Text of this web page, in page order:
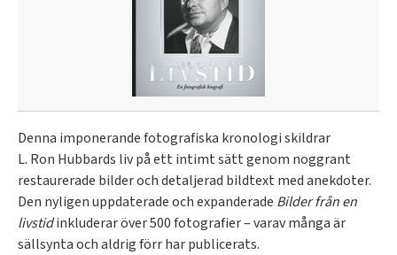
Denna imponerande fotografiska kronologi skildrar
L. Ron Hubbards liv på ett intimt sätt genom noggrant
restaurerade bilder och detaljerad bildtext med anekdoter.
Den nyligen uppdaterade och expanderade Bilder från en
livstidinkluderar över 500 fotografier – varav många är
sällsynta och aldrig förr har publicerats.